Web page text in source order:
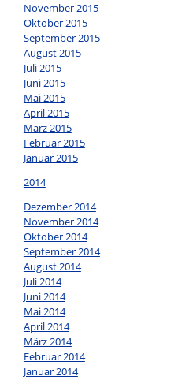
November 2015
Oktober 2015
September 2015
August 2015
Juli 2015
Juni 2015
Mai 2015
April 2015
März 2015
Februar 2015
Januar 2015
2014
Dezember 2014
November 2014
Oktober 2014
September 2014
August 2014
Juli 2014
Juni 2014
Mai 2014
April 2014
März 2014
Februar 2014
Januar 2014